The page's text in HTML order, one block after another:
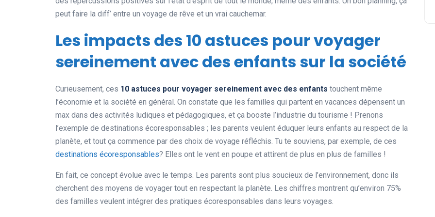
peut faire la diff’ entre un voyage de rêve et un vrai cauchemar.
Les impacts des 10 astuces pour voyager
sereinement avec des enfants sur la société
Curieusement, ces 10 astuces pour voyager sereinement avec des enfants touchent même
l’économie et la société en général. On constate que les familles qui partent en vacances dépensent un
max dans des activités ludiques et pédagogiques, et ça booste l’industrie du tourisme ! Prenons
l’exemple de destinations écoresponsables ; les parents veulent éduquer leurs enfants au respect de la
planète, et tout ça commence par des choix de voyage réfléchis. Tu te souviens, par exemple, de ces
destinations écoresponsables? Elles ont le vent en poupe et attirent de plus en plus de familles !
En fait, ce concept évolue avec le temps. Les parents sont plus soucieux de l’environnement, donc ils
cherchent des moyens de voyager tout en respectant la planète. Les chiffres montrent qu’environ 75%
des familles veulent intégrer des pratiques écoresponsables dans leurs voyages.